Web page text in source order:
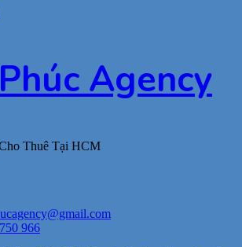
Agency
Thuê Tại HCM
966